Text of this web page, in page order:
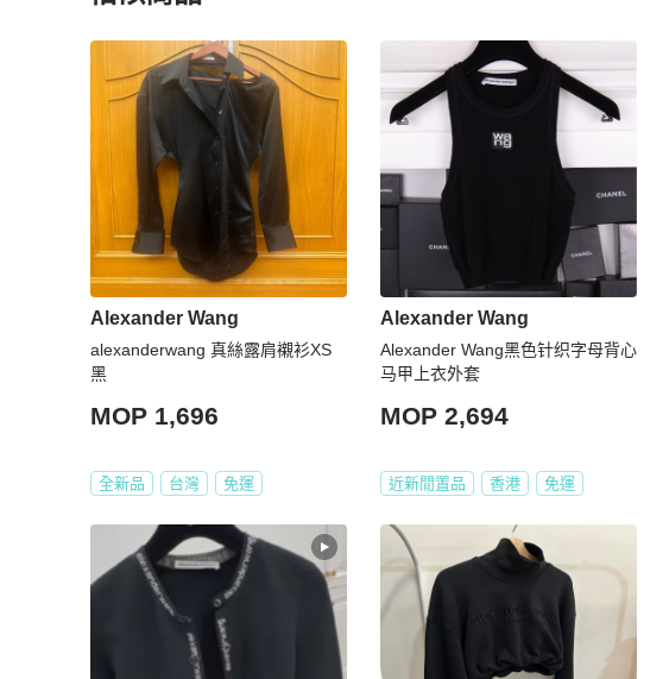
更多相似Alexander Wang女裝推薦精品
Alexander Wang
alexanderwang 真絲露肩襯衫XS
黑
MOP 1,696
全新品 台灣 免運
Alexander Wang
Alexander Wang黑色针织字母背心
马甲上衣外套
MOP 2,694
近新閒置品 香港 免運